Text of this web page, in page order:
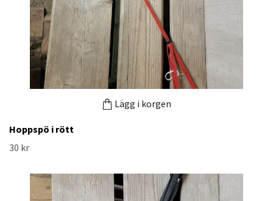
Lägg i korgen
Hoppspö i rött
30 kr